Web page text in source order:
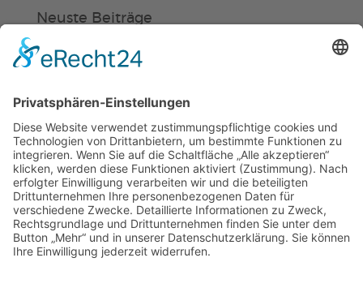
Neuste Beiträge
Verein
ab 13 Uhr geschlossen
„Am Ende bekommt jeder ein
Schwimmabzeichen“
Sommercamps: Fußball, Tanz oder
Hockey